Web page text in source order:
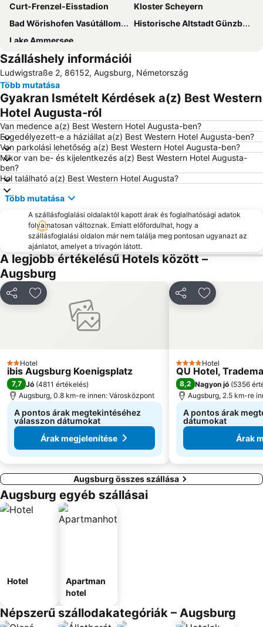
Curt-Frenzel-Eisstadion
Kloster Scheyern
Bad Wörishofen Vasútállomás
Historische Altstadt Günzburg
Lake Ammersee
Szálláshely információi
Ludwigstraße 2, 86152, Augsburg, Németország
Több mutatása
Gyakran Ismételt Kérdések a(z) Best Western
Hotel Augusta-ról
Van medence a(z) Best Western Hotel Augusta-ben?
Engedélyezett-e a háziállat a(z) Best Western Hotel Augusta-ben?
Van parkolási lehetőség a(z) Best Western Hotel Augusta-ben?
Mikor van be- és kijelentkezés a(z) Best Western Hotel Augusta-
ben?
Hol található a(z) Best Western Hotel Augusta?
Több mutatása
A szállásfoglalási oldalaktól kapott árak és foglalhatósági adatok
folyamatosan változnak. Emiatt előfordulhat, hogy a
szállásfoglalási oldalon már nem találja meg pontosan ugyanazt az
ajánlatot, amelyet a trivagón látott.
A legjobb értékelésű Hotels között –
Augsburg
MegosztásHozzáadás a kedvencekhez
2 Kategória
Hotel
ibis Augsburg Koenigsplatz
7,7 Jó (4811 értékelés)
Augsburg, 0.8 km-re innen: Városközpont
A pontos árak megtekintéséhez
válasszon dátumokat
Árak megjelenítése
MegosztásHozzáadás
4 Kategória
Hotel
QU Hotel,
8,2 Nagyon jó (5356
Augsburg, 2.5 km-re
A pontos árak
dátumokat
Árak
Augsburg összes szállása
Augsburg egyéb szállásai
Hotel
Apartman
hotel
Népszerű szállodakategóriák – Augsburg